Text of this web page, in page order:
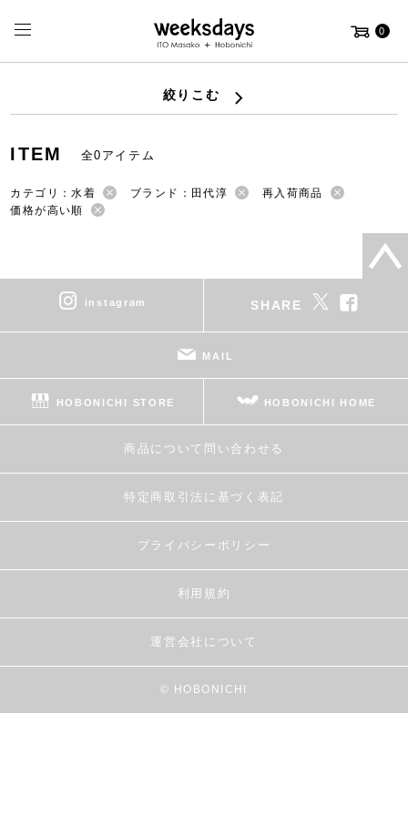
0
絞りこむ
ITEM 全0アイテム
カテゴリ：水着 ブランド：田代淳
再入荷商品
価格が高い順
instagram SHARE
MAIL
HOBONICHI STORE HOBONICHI HOME
商品について問い合わせる
特定商取引法に基づく表記
プライバシーポリシー
利用規約
運営会社について
© HOBONICHI